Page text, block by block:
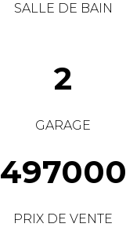
SALLE DE BAIN
2
GARAGE
497000
PRIX DE VENTE